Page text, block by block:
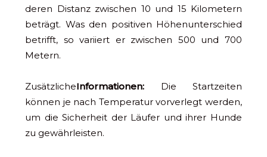
deren Distanz zwischen 10 und 15 Kilometern
beträgt. Was den positiven Höhenunterschied
betrifft, so variiert er zwischen 500 und 700
Metern.
ZusätzlicheInformationen: Die Startzeiten
können je nach Temperatur vorverlegt werden,
um die Sicherheit der Läufer und ihrer Hunde
zu gewährleisten.